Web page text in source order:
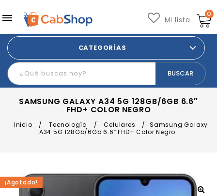
0
Mi lista
CATEGORÍAS
SAMSUNG GALAXY A34 5G 128GB/6GB 6.6″
FHD+ COLOR NEGRO
Inicio / Tecnología / Celulares /
Samsung Galaxy
A34 5G 128Gb/6Gb 6.6″ FHD+ Color Negro
¡Agotado!